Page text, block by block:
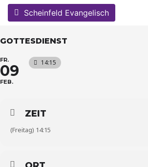
Skip
Scheinfeld Evangelisch
GOTTESDIENST
FR.
09
FEB.
14:15
ZEIT
(Freitag) 14:15